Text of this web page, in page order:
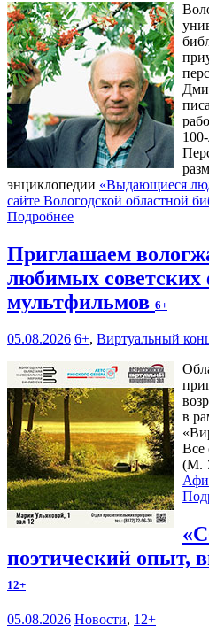
энциклопедии «Выдающиеся
сайте Вологодской областной
Подробнее
Приглашаем
любимых советских
мультфильмов 6+
05.08.2026 6+, Виртуальный
в
Все
(М.
поэтический опыт,
12+
05.08.2026 Новости, 12+